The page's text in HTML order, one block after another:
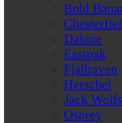
Bold
Dakine
Eastpak
Fjallraven
Herschel
Jack
Osprey